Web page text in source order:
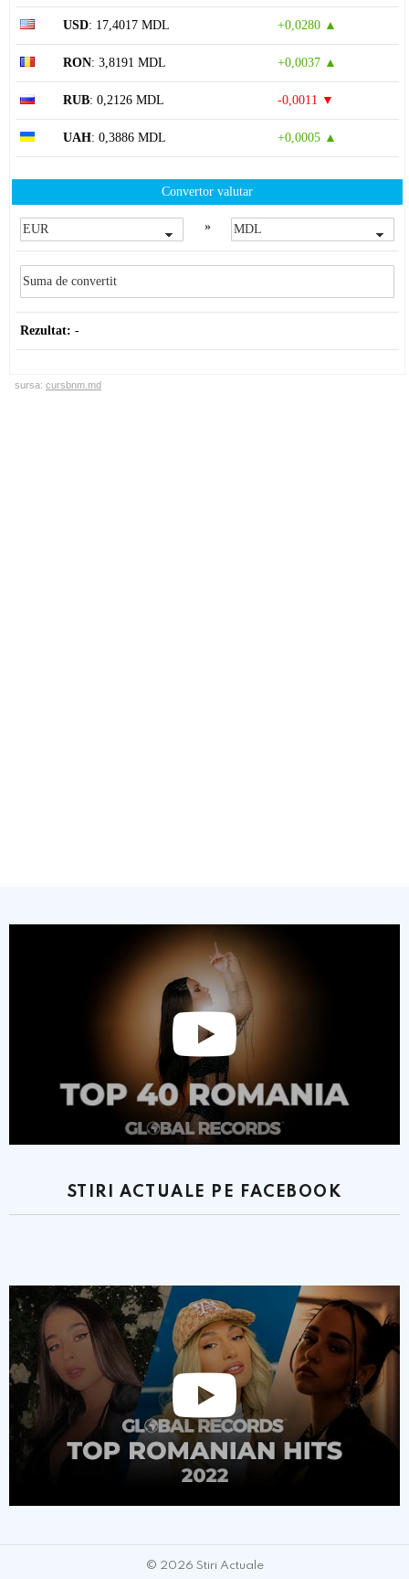
USD: 17,4017 MDL +0,0280 ▲
RON: 3,8191 MDL +0,0037 ▲
RUB: 0,2126 MDL -0,0011 ▼
UAH: 0,3886 MDL +0,0005 ▲
Convertor valutar
»
Rezultat: -
sursa: cursbnm.md
STIRI ACTUALE PE FACEBOOK
© 2026 Stiri Actuale